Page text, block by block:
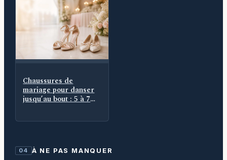
Chaussures de
mariage pour danser
jusqu’au bout : 5 à 7
04 À NE PAS MANQUER